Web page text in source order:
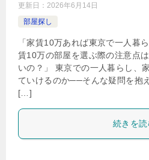
更新日： 2026年6月14日
部屋探し
「家賃10万あれば東京で一人暮
賃10万の部屋を選ぶ際の注意点
いの？」 東京での一人暮らし、
ていけるのか──そんな疑問を抱
[…]
続きを